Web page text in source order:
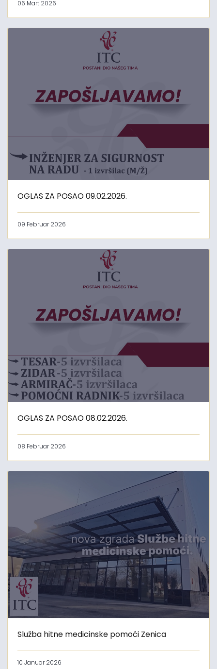
06 Mart 2026
OGLAS ZA POSAO 09.02.2026.
09 Februar 2026
OGLAS ZA POSAO 08.02.2026.
08 Februar 2026
Služba hitne medicinske pomoći Zenica
10 Januar 2026